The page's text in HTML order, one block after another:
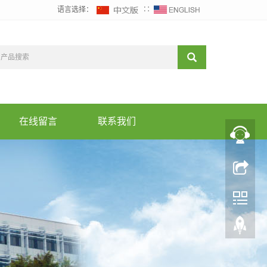
语言选择： ∷
在线留言 联系我们